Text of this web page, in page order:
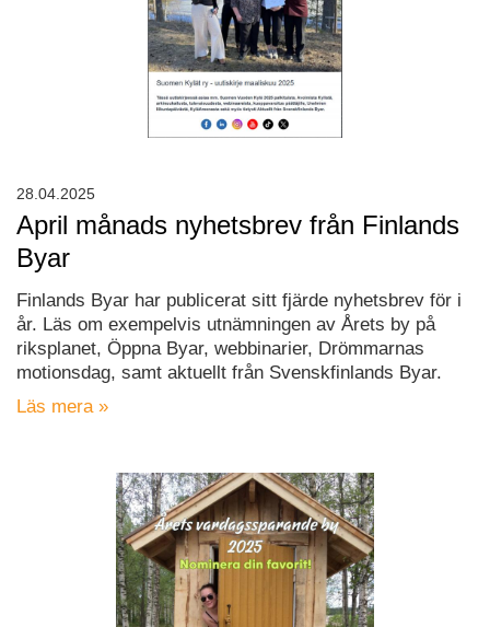
April månads nyhetsbrev från Finlands
Byar
Finlands Byar har publicerat sitt fjärde nyhetsbrev för i
år. Läs om exempelvis utnämningen av Årets by på
riksplanet, Öppna Byar, webbinarier, Drömmarnas
motionsdag, samt aktuellt från Svenskfinlands Byar.
Läs mera »
28.04.2025